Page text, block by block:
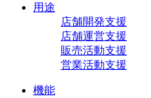
用途
店舗開発支援
店舗運営支援
販売活動支援
営業活動支援
機能